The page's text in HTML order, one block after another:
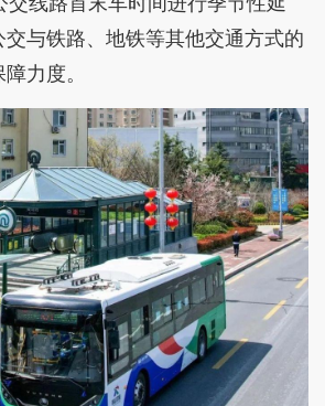
与铁路、地铁等其他交通方式的
力度。